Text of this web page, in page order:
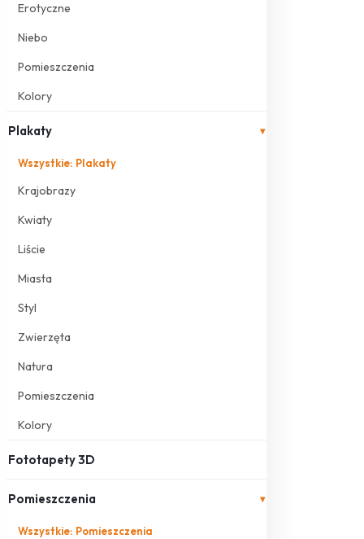
Erotyczne
Niebo
Pomieszczenia
Kolory
Plakaty ▾
Wszystkie: Plakaty
Krajobrazy
Kwiaty
Liście
Miasta
Styl
Zwierzęta
Natura
Pomieszczenia
Kolory
Fototapety 3D
Pomieszczenia ▾
Wszystkie: Pomieszczenia